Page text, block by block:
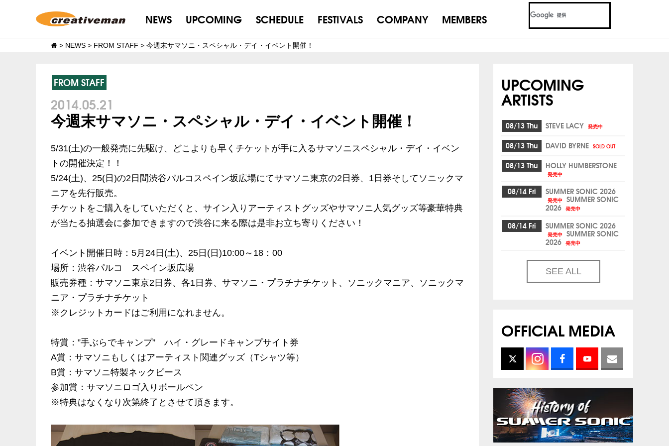
NEWS UPCOMING SCHEDULE FESTIVALS COMPANY MEMBERS
> NEWS > FROM STAFF > 今週末サマソニ・スペシャル・デイ・イベント開催！
FROM STAFF
2014.05.21
今週末サマソニ・スペシャル・デイ・イベント開催！
5/31(土)の一般発売に先駆け、どこよりも早くチケットが手に入るサマソニスペシャル・デイ・イベン
トの開催決定！！
5/24(土)、25(日)の2日間渋谷パルコスペイン坂広場にてサマソニ東京の2日券、1日券そしてソニックマ
ニアを先行販売。
チケットをご購入をしていただくと、サイン入りアーティストグッズやサマソニ人気グッズ等豪華特典
が当たる抽選会に参加できますので渋谷に来る際は是非お立ち寄りください！
イベント開催日時：5月24日(土)、25日(日)10:00～18：00
場所：渋谷パルコ スペイン坂広場
販売券種：サマソニ東京2日券、各1日券、サマソニ・プラチナチケット、ソニックマニア、ソニックマ
ニア・プラチナチケット
※クレジットカードはご利用になれません。
特賞：”手ぶらでキャンプ” ハイ・グレードキャンプサイト券
A賞：サマソニもしくはアーティスト関連グッズ（Tシャツ等）
B賞：サマソニ特製ネックピース
参加賞：サマソニロゴ入りボールペン
※特典はなくなり次第終了とさせて頂きます。
UPCOMING
ARTISTS
08/13 Thu STEVE LACY 発売中
08/13 Thu DAVID BYRNE SOLD OUT
08/13 Thu HOLLY HUMBERSTONE
発売中
08/14 Fri SUMMER SONIC 2026
発売中 SUMMER SONIC
2026 発売中
08/14 Fri SUMMER SONIC 2026
発売中 SUMMER SONIC
2026 発売中
SEE ALL
OFFICIAL MEDIA